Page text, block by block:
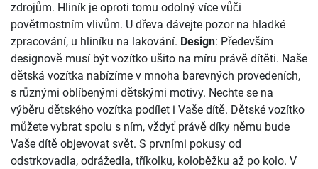
zdrojům. Hliník je oproti tomu odolný více vůči
povětrnostním vlivům. U dřeva dávejte pozor na hladké
zpracování, u hliníku na lakování. Design: Především
designově musí být vozítko ušito na míru právě dítěti. Naše
dětská vozítka nabízíme v mnoha barevných provedeních,
s různými oblíbenými dětskými motivy. Nechte se na
výběru dětského vozítka podílet i Vaše dítě. Dětské vozítko
můžete vybrat spolu s ním, vždyť právě díky němu bude
Vaše dítě objevovat svět. S prvními pokusy od
odstrkovadla, odrážedla, tříkolku, koloběžku až po kolo. V